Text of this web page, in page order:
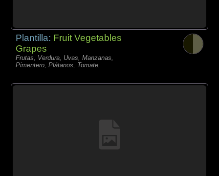
Plantilla: Fruit Vegetables
Grapes
Frutas, Verdura, Uvas, Manzanas,
Pimentero, Plátanos, Tomate,